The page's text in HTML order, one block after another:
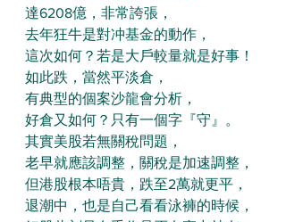
達6208億，非常誇張，
去年狂牛是對冲基金的動作，
這次如何？若是大戶較量就是好事！
如此跌，當然平淡倉，
有典型的個案沙龍會分析，
好倉又如何？只有一個字『守』。
其實美股若無關稅問題，
老早就應該調整，關稅是加速調整，
但港股根本唔貴，跌至2萬就更平，
退潮中，也是自己看看泳褲的時候，